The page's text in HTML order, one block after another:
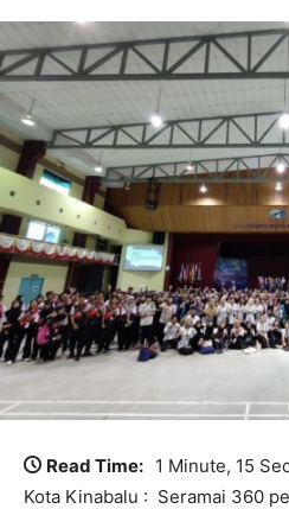
Read Time: 1 Minute, 15
Kota Kinabalu : Seramai 360